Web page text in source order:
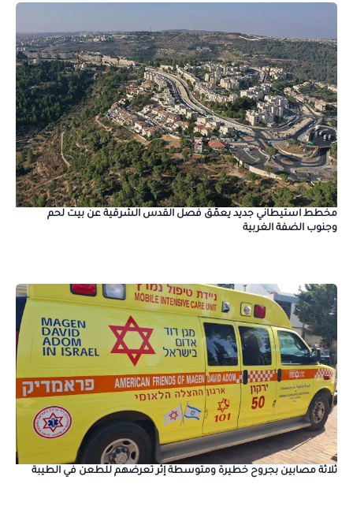
مخطط استيطاني جديد يعمّق فصل القدس الشرقية عن بيت لحم
وجنوب الضفة الغربية
ثلاثة مصابين بجروح خطيرة ومتوسطة إثر تعرضهم للطعن في الطيبة